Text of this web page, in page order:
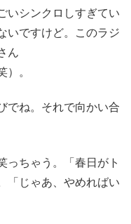
シンクロしすぎてい
ですけど。このラジ
ん
）。
でね。それで向かい合
っちゃう。「春日がト
「じゃあ、やめればい